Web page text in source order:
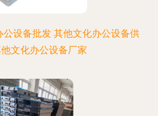
设备批发 其他文化办公设备供
文化办公设备厂家